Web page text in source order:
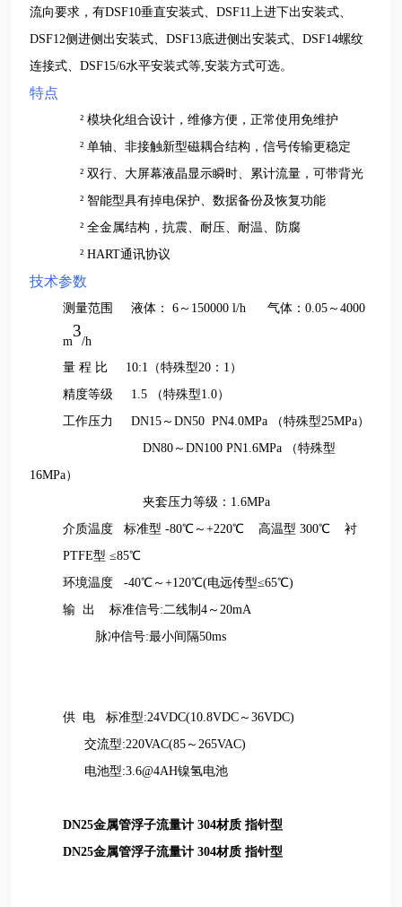
流向要求，有DSF10垂直安装式、DSF11 上进下出安装式、
DSF12侧进侧出安装式、DSF13底进侧出安装式、DSF14螺纹
连接式、DSF15/6水平安装式等 ,安装方式可选。
特点
²模块化组合设计，维修方便，正常使用免维护
²单轴、非接触新型磁耦合结构，信号传输更稳定
²双行、大屏幕液晶显示瞬时、累计流量，可带背光
²智能型具有掉电保护、数据备份及恢复功能
²全金属结构，抗震、耐压、耐温、防腐
²HART通讯协议
技术参数
测量范围 液体： 6 ～ 150000 l/h 气体：0.05～4000
m
3
/h
量 程 比
10:1（特殊型20：1）
精度等级
1.5 （特殊型1.0）
工作压力
DN15～DN50 PN4.0MPa （特殊型25MPa）
DN80～DN100 PN1.6MPa （特殊型
16MPa）
夹套压力等级： 1.6MPa
介质温度
标准型 -80℃～+220℃ 高温型 300℃
衬
PTFE型 ≤85℃
环境温度
-40℃～+120℃(电远传型≤65℃)
输 出 标准信号:二线制4～20mA
脉冲信号:最小间隔50ms
供 电 标准型:24VDC(10.8VDC～36VDC)
交流型:220VAC(85～265VAC)
电池型:3.6@4AH镍氢电池
DN25金属管浮子流量计 304材质 指针型
DN25金属管浮子流量计 304材质 指针型